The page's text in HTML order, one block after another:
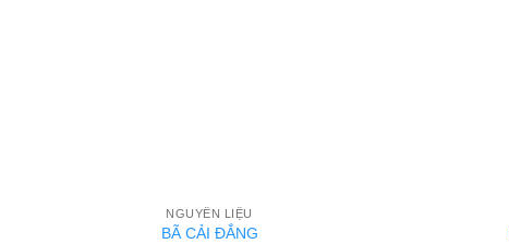
NGUYÊN LIỆU
BÃ CẢI ĐẮNG